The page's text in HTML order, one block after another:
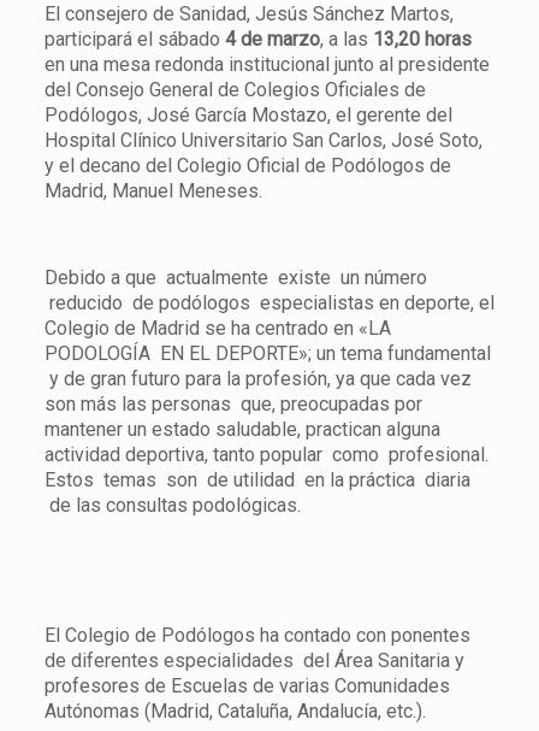
El consejero de Sanidad, Jesús Sánchez Martos,
participará el sábado 4 de marzo, a las 13,20 horas
en una mesa redonda institucional junto al presidente
del Consejo General de Colegios Oficiales de
Podólogos, José García Mostazo, el gerente del
Hospital Clínico Universitario San Carlos, José Soto,
y el decano del Colegio Oficial de Podólogos de
Madrid, Manuel Meneses.
Debido a que actualmente existe un número
reducido de podólogos especialistas en deporte, el
Colegio de Madrid se ha centrado en «LA
PODOLOGÍA EN EL DEPORTE»; un tema fundamental
y de gran futuro para la profesión, ya que cada vez
son más las personas que, preocupadas por
mantener un estado saludable, practican alguna
actividad deportiva, tanto popular como profesional.
Estos temas son de utilidad en la práctica diaria
de las consultas podológicas.
El Colegio de Podólogos ha contado con ponentes
de diferentes especialidades del Área Sanitaria y
profesores de Escuelas de varias Comunidades
Autónomas (Madrid, Cataluña, Andalucía, etc.).